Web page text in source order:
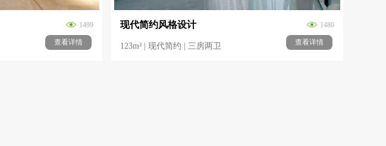
1499
查看详情
现代简约风格设计 1480
123m² | 现代简约 | 三房两卫 查看详情